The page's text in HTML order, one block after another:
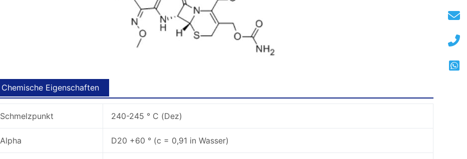
Chemische Eigenschaften
Schmelzpunkt 240-245 ° C (Dez)
Alpha D20 +60 ° (c = 0,91 in Wasser)